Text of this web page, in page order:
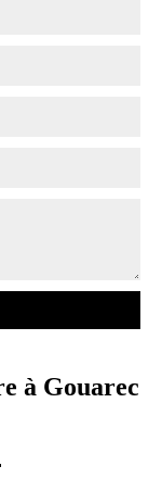
à Gouarec